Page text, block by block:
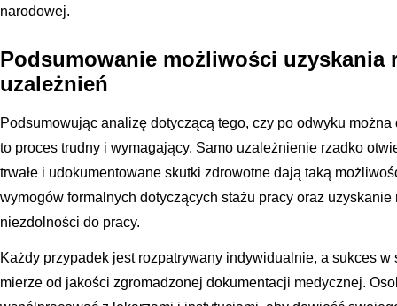
narodowej.
Podsumowanie możliwości uzyskania
uzależnień
Podsumowując analizę dotyczącą tego, czy po odwyku
to proces trudny i wymagający. Samo uzależnienie rzadko
trwałe i udokumentowane skutki zdrowotne dają taką
wymogów formalnych dotyczących stażu pracy oraz
niezdolności do pracy.
Każdy przypadek jest rozpatrywany indywidualnie, a sukces
mierze od jakości zgromadzonej dokumentacji medycznej.